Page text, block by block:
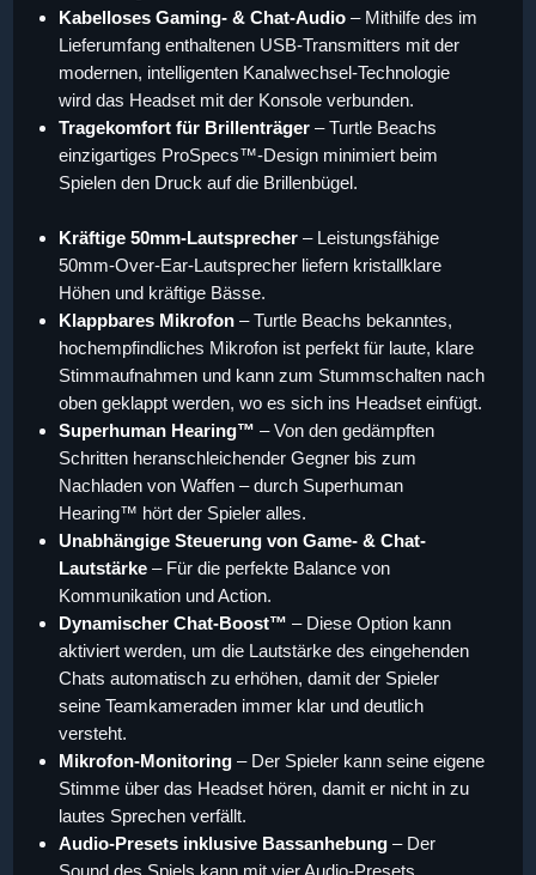
Kabelloses Gaming- & Chat-Audio – Mithilfe des im
Lieferumfang enthaltenen USB-Transmitters mit der
modernen, intelligenten Kanalwechsel-Technologie
wird das Headset mit der Konsole verbunden.
Tragekomfort für Brillenträger – Turtle Beachs
einzigartiges ProSpecs™-Design minimiert beim
Spielen den Druck auf die Brillenbügel.
Kräftige 50mm-Lautsprecher – Leistungsfähige
50mm-Over-Ear-Lautsprecher liefern kristallklare
Höhen und kräftige Bässe.
Klappbares Mikrofon – Turtle Beachs bekanntes,
hochempfindliches Mikrofon ist perfekt für laute, klare
Stimmaufnahmen und kann zum Stummschalten nach
oben geklappt werden, wo es sich ins Headset einfügt.
Superhuman Hearing™ – Von den gedämpften
Schritten heranschleichender Gegner bis zum
Nachladen von Waffen – durch Superhuman
Hearing™ hört der Spieler alles.
Unabhängige Steuerung von Game- & Chat-
Lautstärke – Für die perfekte Balance von
Kommunikation und Action.
Dynamischer Chat-Boost™ – Diese Option kann
aktiviert werden, um die Lautstärke des eingehenden
Chats automatisch zu erhöhen, damit der Spieler
seine Teamkameraden immer klar und deutlich
versteht.
Mikrofon-Monitoring – Der Spieler kann seine eigene
Stimme über das Headset hören, damit er nicht in zu
lautes Sprechen verfällt.
Audio-Presets inklusive Bassanhebung – Der
Sound des Spiels kann mit vier Audio-Presets